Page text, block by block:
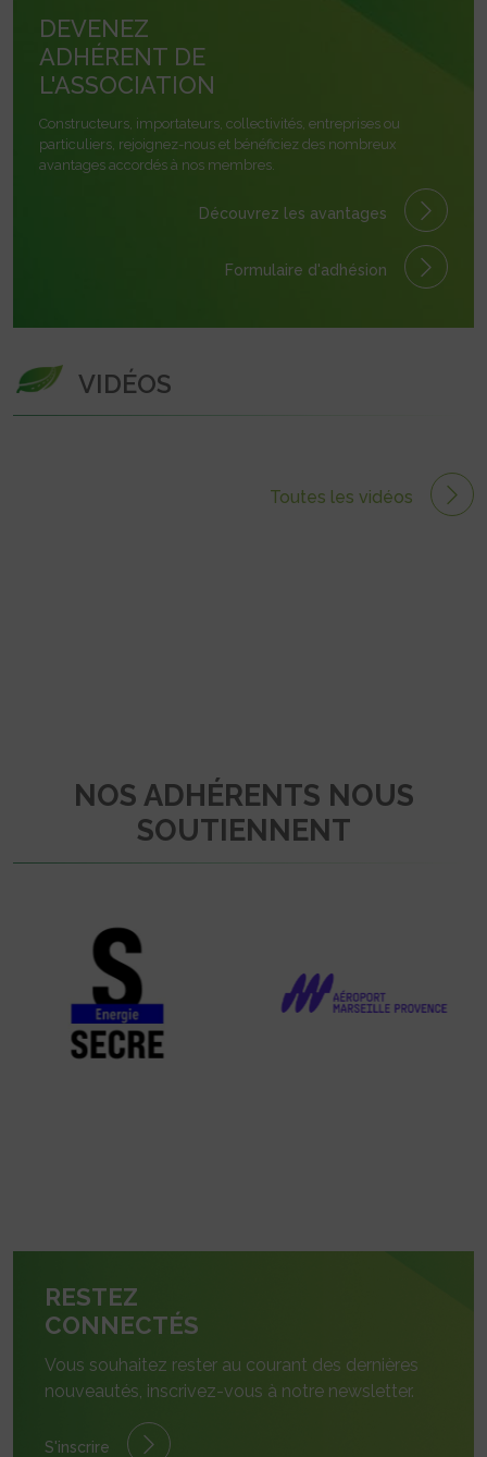
DEVENEZ
ADHÉRENT DE
L'ASSOCIATION
Constructeurs, importateurs, collectivités, entreprises ou
particuliers, rejoignez-nous et bénéficiez des nombreux
avantages accordés à nos membres.
Découvrez les avantages
Formulaire d'adhésion
VIDÉOS
Toutes les vidéos
NOS ADHÉRENTS NOUS
SOUTIENNENT
RESTEZ
CONNECTÉS
Vous souhaitez rester au courant des dernières
nouveautés, inscrivez-vous à notre newsletter.
S'inscrire